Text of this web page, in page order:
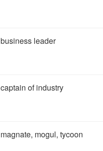
business leader
captain of industry
magnate, mogul, tycoon